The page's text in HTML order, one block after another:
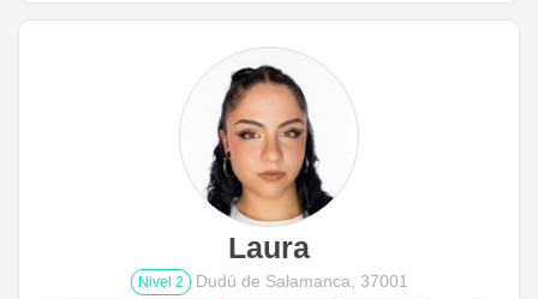
Laura
Nivel 2 Dudú de Salamanca, 37001